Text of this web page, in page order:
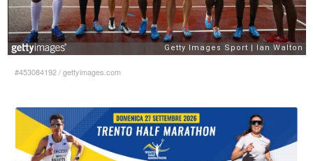
#453084192/gettyimages.com